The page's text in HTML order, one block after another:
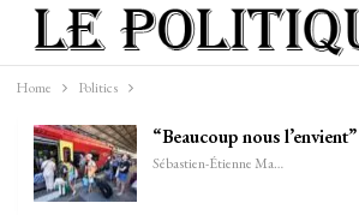
Home Politics
“Beaucoup nous
Sébastien-Étienne Marechal